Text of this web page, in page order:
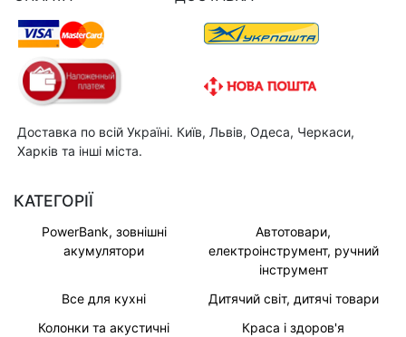
Доставка по всій Україні. Київ, Львів, Одеса, Черкаси,
Харків та інші міста.
КАТЕГОРІЇ
PowerBank, зовнішні
акумулятори
Автотовари,
електроінструмент, ручний
інструмент
Все для кухні
Дитячий світ, дитячі товари
Колонки та акустичні
Краса і здоров'я